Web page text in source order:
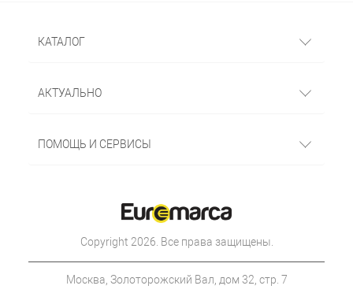
КАТАЛОГ
АКТУАЛЬНО
ПОМОЩЬ И СЕРВИСЫ
Copyright 2026. Все права защищены.
Москва, Золоторожский Вал, дом 32, стр. 7